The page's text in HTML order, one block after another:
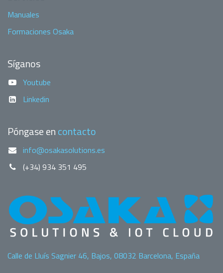
Manuales
Formaciones Osaka
Síganos
Youtube
Linkedin
Póngase encontacto
info@osakasolutions.es
(+34) 934 351 495
Calle de Lluís Sagnier 46, Bajos, 08032 Barcelona, España